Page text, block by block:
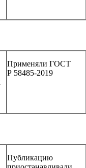
Применяли ГОСТ
Р 58485-2019
Публикацию